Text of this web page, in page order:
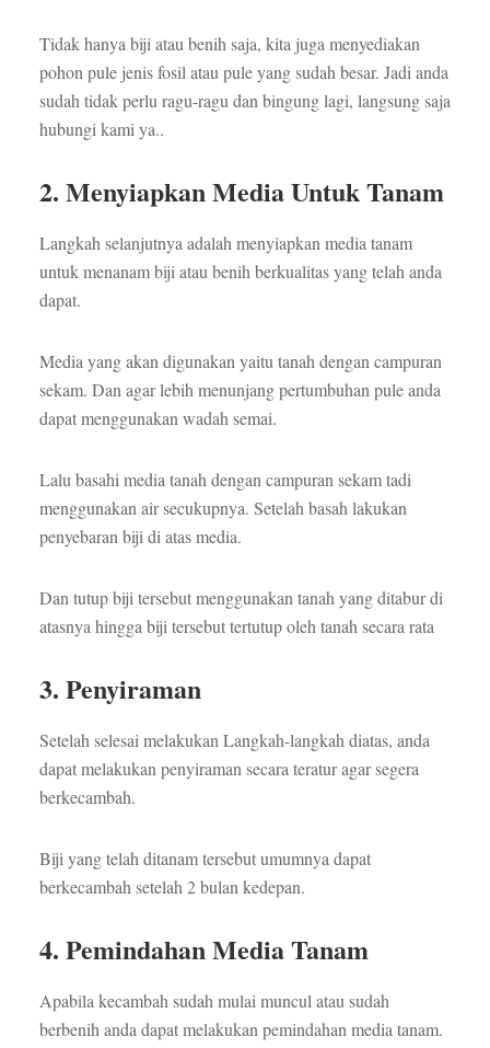
Tidak hanya biji atau benih saja, kita juga menyediakan
pohon pule jenis fosil atau pule yang sudah besar. Jadi anda
sudah tidak perlu ragu-ragu dan bingung lagi, langsung saja
hubungi kami ya..
2. Menyiapkan Media Untuk Tanam
Langkah selanjutnya adalah menyiapkan media tanam
untuk menanam biji atau benih berkualitas yang telah anda
dapat.
Media yang akan digunakan yaitu tanah dengan campuran
sekam. Dan agar lebih menunjang pertumbuhan pule anda
dapat menggunakan wadah semai.
Lalu basahi media tanah dengan campuran sekam tadi
menggunakan air secukupnya. Setelah basah lakukan
penyebaran biji di atas media.
Dan tutup biji tersebut menggunakan tanah yang ditabur di
atasnya hingga biji tersebut tertutup oleh tanah secara rata
3. Penyiraman
Setelah selesai melakukan Langkah-langkah diatas, anda
dapat melakukan penyiraman secara teratur agar segera
berkecambah.
Biji yang telah ditanam tersebut umumnya dapat
berkecambah setelah 2 bulan kedepan.
4. Pemindahan Media Tanam
Apabila kecambah sudah mulai muncul atau sudah
berbenih anda dapat melakukan pemindahan media tanam.